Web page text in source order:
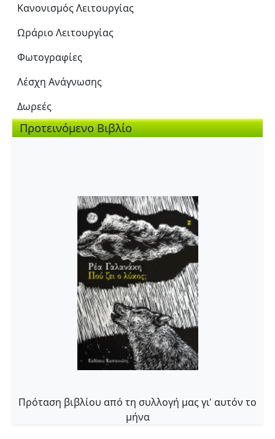
Κανονισμός Λειτουργίας
Ωράριο Λειτουργίας
Φωτογραφίες
Λέσχη Ανάγνωσης
Δωρεές
Προτεινόμενο Βιβλίο
Πρόταση βιβλίου από τη συλλογή μας γι' αυτόν το
μήνα